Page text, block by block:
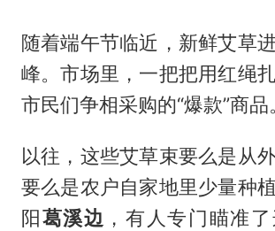
随着端午节临近，新鲜艾草
峰。市场里，一把把用红绳
市民们争相采购的“爆款”商品
以往，这些艾草束要么是从
要么是农户自家地里少量种
阳葛溪边 ，有人专门瞄准